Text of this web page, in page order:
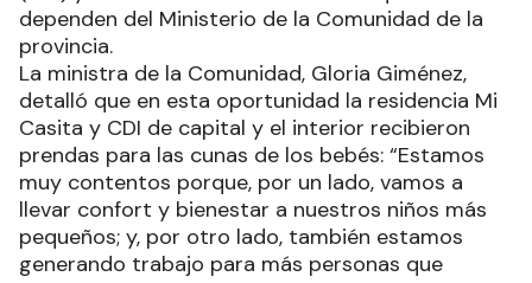
dependen del Ministerio de la Comunidad de la
provincia.
La ministra de la Comunidad, Gloria Giménez,
detalló que en esta oportunidad la residencia Mi
Casita y CDI de capital y el interior recibieron
prendas para las cunas de los bebés: “Estamos
muy contentos porque, por un lado, vamos a
llevar confort y bienestar a nuestros niños más
pequeños; y, por otro lado, también estamos
generando trabajo para más personas que